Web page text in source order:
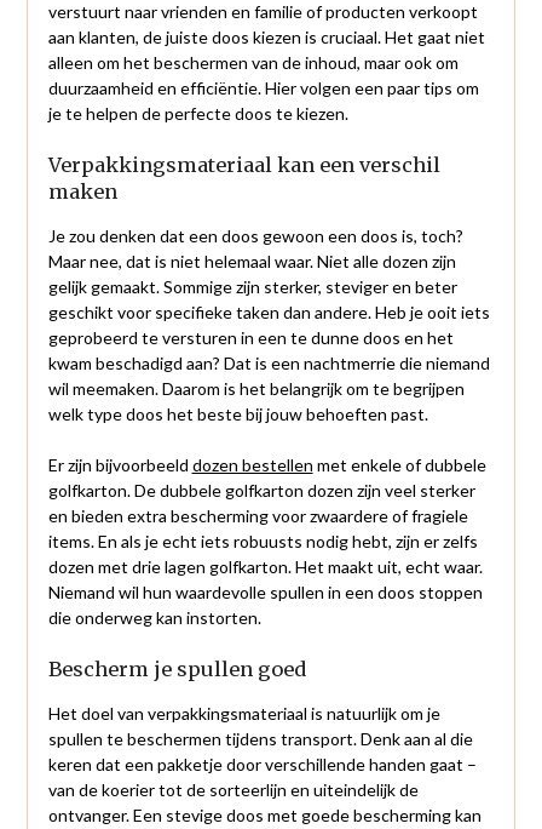
verstuurt naar vrienden en familie of producten verkoopt
aan klanten, de juiste doos kiezen is cruciaal. Het gaat niet
alleen om het beschermen van de inhoud, maar ook om
duurzaamheid en efficiëntie. Hier volgen een paar tips om
je te helpen de perfecte doos te kiezen.
Verpakkingsmateriaal kan een verschil
maken
Je zou denken dat een doos gewoon een doos is, toch?
Maar nee, dat is niet helemaal waar. Niet alle dozen zijn
gelijk gemaakt. Sommige zijn sterker, steviger en beter
geschikt voor specifieke taken dan andere. Heb je ooit iets
geprobeerd te versturen in een te dunne doos en het
kwam beschadigd aan? Dat is een nachtmerrie die niemand
wil meemaken. Daarom is het belangrijk om te begrijpen
welk type doos het beste bij jouw behoeften past.
Er zijn bijvoorbeeld dozen bestellen met enkele of dubbele
golfkarton. De dubbele golfkarton dozen zijn veel sterker
en bieden extra bescherming voor zwaardere of fragiele
items. En als je echt iets robuusts nodig hebt, zijn er zelfs
dozen met drie lagen golfkarton. Het maakt uit, echt waar.
Niemand wil hun waardevolle spullen in een doos stoppen
die onderweg kan instorten.
Bescherm je spullen goed
Het doel van verpakkingsmateriaal is natuurlijk om je
spullen te beschermen tijdens transport. Denk aan al die
keren dat een pakketje door verschillende handen gaat –
van de koerier tot de sorteerlijn en uiteindelijk de
ontvanger. Een stevige doos met goede bescherming kan